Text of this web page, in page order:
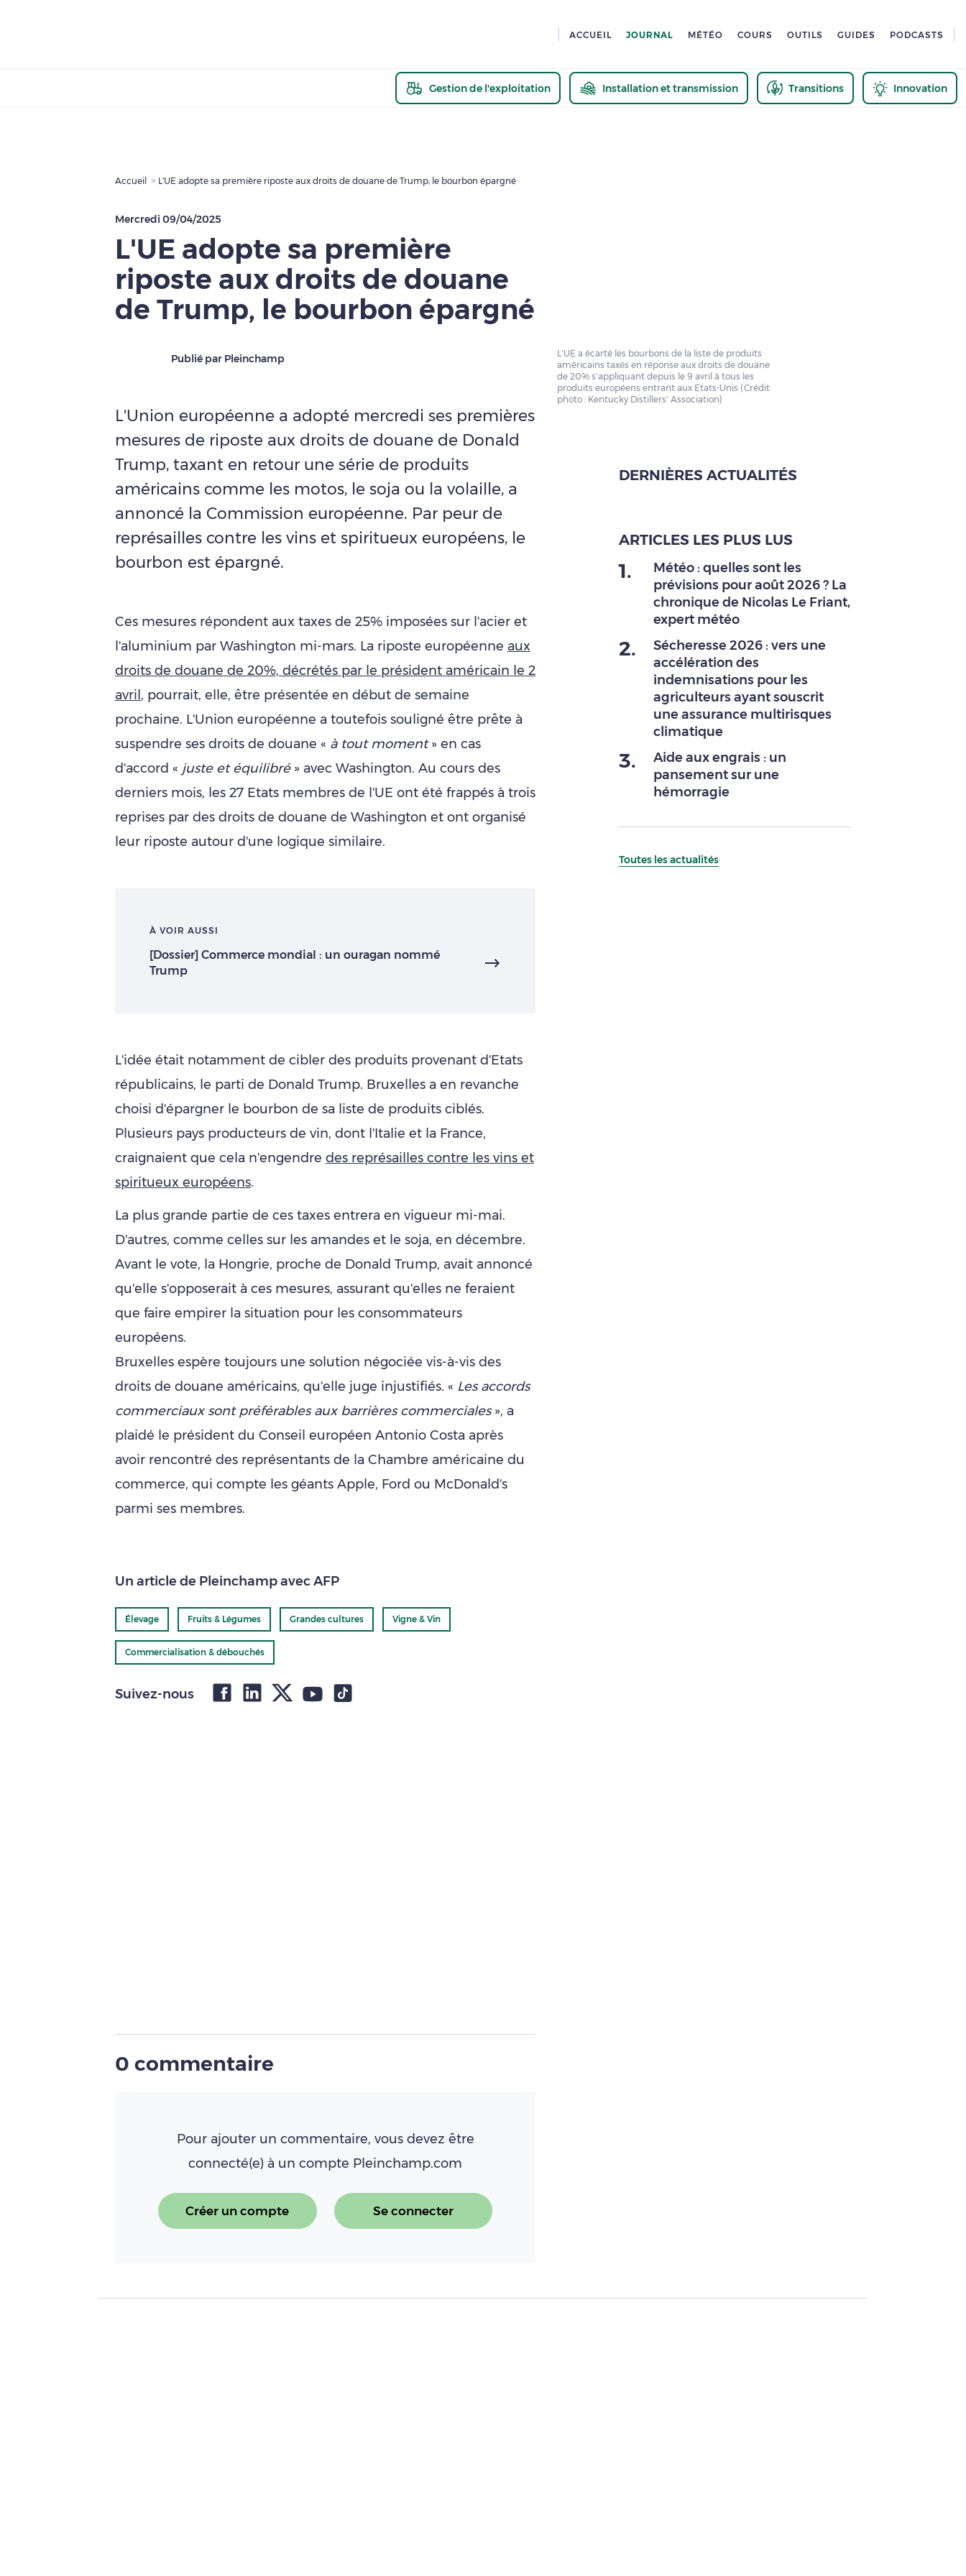
ACCUEIL JOURNAL MÉTÉO COURS OUTILS GUIDES PODCASTS
Gestion de l'exploitation Installation et transmission Transitions Innovation
Accueil L'UE adopte sa première riposte aux droits de douane de Trump, le bourbon épargné
Mercredi 09/04/2025
L'UE adopte sa première
riposte aux droits de douane
de Trump, le bourbon épargné
Publié par Pleinchamp
L'Union européenne a adopté mercredi ses premières
mesures de riposte aux droits de douane de Donald
Trump, taxant en retour une série de produits
américains comme les motos, le soja ou la volaille, a
annoncé la Commission européenne. Par peur de
représailles contre les vins et spiritueux européens, le
bourbon est épargné.
Ces mesures répondent aux taxes de 25% imposées sur l'acier et
l'aluminium par Washington mi-mars. La riposte européenne aux
droits de douane de 20%, décrétés par le président américain le 2
avril , pourrait, elle, être présentée en début de semaine
prochaine. L'Union européenne a toutefois souligné être prête à
suspendre ses droits de douane « à tout moment» en cas
d'accord « juste et équilibré» avec Washington. Au cours des
derniers mois, les 27 Etats membres de l'UE ont été frappés à trois
reprises par des droits de douane de Washington et ont organisé
leur riposte autour d'une logique similaire.
À VOIR AUSSI
[Dossier] Commerce mondial : un ouragan nommé
Trump
L'idée était notamment de cibler des produits provenant d'Etats
républicains, le parti de Donald Trump. Bruxelles a en revanche
choisi d'épargner le bourbon de sa liste de produits ciblés.
Plusieurs pays producteurs de vin, dont l'Italie et la France,
craignaient que cela n'engendre des représailles contre les vins et
spiritueux européens.
La plus grande partie de ces taxes entrera en vigueur mi-mai.
D'autres, comme celles sur les amandes et le soja, en décembre.
Avant le vote, la Hongrie, proche de Donald Trump, avait annoncé
qu'elle s'opposerait à ces mesures, assurant qu'elles ne feraient
que faire empirer la situation pour les consommateurs
européens.
Bruxelles espère toujours une solution négociée vis-à-vis des
droits de douane américains, qu'elle juge injustifiés. « Les accords
commerciaux sont préférables aux barrières commerciales», a
plaidé le président du Conseil européen Antonio Costa après
avoir rencontré des représentants de la Chambre américaine du
commerce, qui compte les géants Apple, Ford ou McDonald's
parmi ses membres.
Un article de Pleinchamp avec AFP
Élevage Fruits & Légumes Grandes cultures Vigne & Vin
Commercialisation & débouchés
Suivez-nous
0 commentaire
Pour ajouter un commentaire, vous devez être
connecté(e) à un compte Pleinchamp.com
Créer un compte Se connecter
L’UE a écarté les bourbons de la liste de produits
américains taxés en réponse aux droits de douane
de 20% s’appliquant depuis le 9 avril à tous les
produits européens entrant aux Etats-Unis (Crédit
photo : Kentucky Distillers’ Association)
DERNIÈRES ACTUALITÉS
ARTICLES LES PLUS LUS
1.
Météo : quelles sont les
prévisions pour août 2026 ? La
chronique de Nicolas Le Friant,
expert météo
2.
Sécheresse 2026 : vers une
accélération des
indemnisations pour les
agriculteurs ayant souscrit
une assurance multirisques
climatique
3.
Aide aux engrais : un
pansement sur une
hémorragie
Toutes les actualités